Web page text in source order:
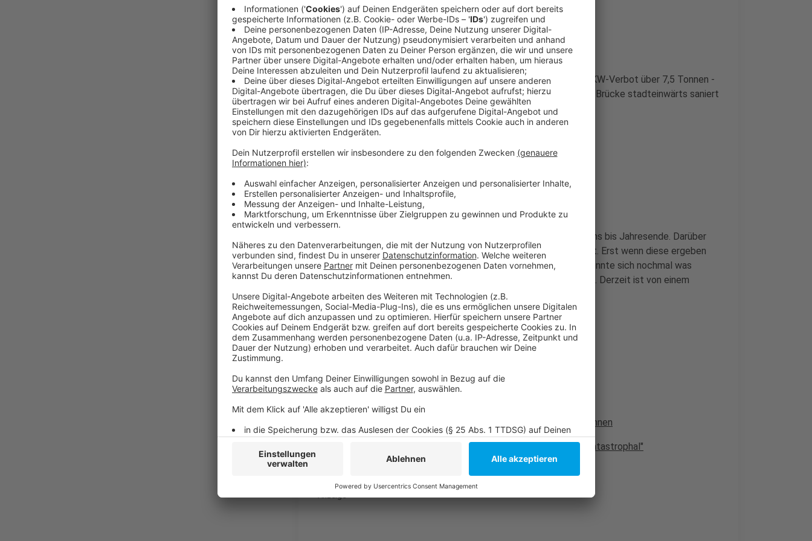
Bauarbeiten dauern an
Anzeige
Tempo 30, einspurige Verkehrsführung in beide Richtungen und LKW-Verbot über 7,5 Tonnen -
das wird mindestens bis ins Jahr 2026 so bleiben. Aktuell wird die Brücke stadteinwärts saniert
- nicht nur die Fahrbahn, auch das Bauwerk an sich.
Anzeige
Ab Frühjahr ist die Gegenrichtung dran
Anzeige
Im Frühjahr startet der gleiche Prozess stadtauswärts, mindestens bis Jahresende. Darüber
hinaus hat Straßen.NRW eine statische Untersuchung angefordert. Erst wenn diese ergeben
sollte, dass die Einschränkungen nicht mehr gebraucht werden, könnte sich nochmal was
ändern. Langfristig soll die Südbrücke ohnehin neu gebaut werden. Derzeit ist von einem
Neubau in 15 Jahren die Rede.
Anzeige
Anzeige
Ernst des Lebens hat auch auf Düsseldorfs Straßen wieder begonnen
RP Online: Für Wirtschaft sind Einschränkungen auf der Brücke "katastrophal"
Anzeige